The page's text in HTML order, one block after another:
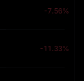
-7.56%
-11.33%